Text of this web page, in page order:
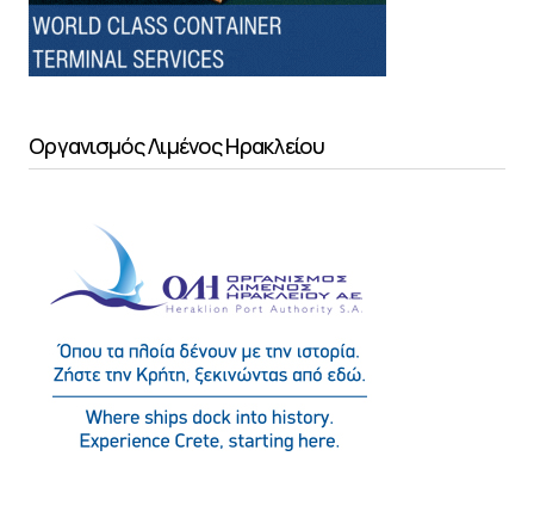
Οργανισμός Λιμένος Ηρακλείου